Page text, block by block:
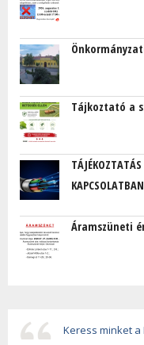
Tájkoztató a
KAPCSOLATBAN
Áramszüneti
Keress minket a